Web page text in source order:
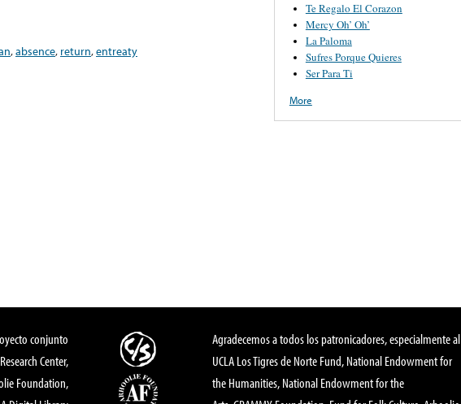
,absence, return,entreaty
Te Regalo El Corazon
Mercy Oh’ Oh’
La Paloma
Sufres Porque Quieres
Ser Para Ti
More
conjunto
Center,
Foundation,
Agradecemos a todos los patronicadores, especialmente al
UCLA Los Tigres de Norte Fund, National Endowment for
the Humanities, National Endowment for the